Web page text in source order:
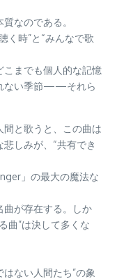
なのである。
く時”と“みんなで歌
こまでも個人的な記憶
ない季節——それら
間と歌うと、この曲は
しみが、“共有でき
」の最大の魔法な
曲が存在する。しか
曲”は決して多くな
ない人間たち”の象